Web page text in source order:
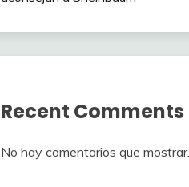
Recent Comments
No hay comentarios que mostrar.